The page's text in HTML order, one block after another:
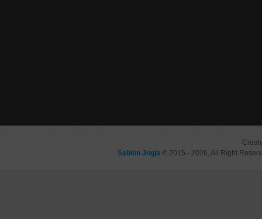
Sablon Jogja © 2015 - 2026, All Right